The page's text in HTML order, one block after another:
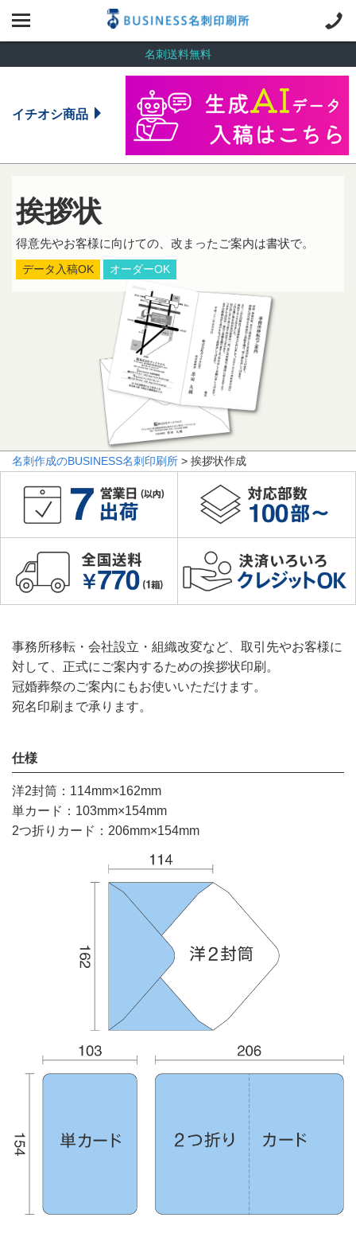
名刺送料無料
イチオシ商品
挨拶状
得意先やお客様に向けての、改まったご案内は書状で。
データ入稿OK オーダーOK
名刺作成のBUSINESS名刺印刷所 > 挨拶状作成
事務所移転・会社設立・組織改変など、取引先やお客様に
対して、正式にご案内するための挨拶状印刷。
冠婚葬祭のご案内にもお使いいただけます。
宛名印刷まで承ります。
仕様
洋2封筒：114mm×162mm
単カード：103mm×154mm
2つ折りカード：206mm×154mm